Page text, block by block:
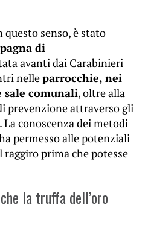
senso, è stato
di
avanti dai Carabinieri
nelleparrocchie, nei
comunali, oltre alla
prevenzione attraverso gli
conoscenza dei metodi
permesso alle potenziali
prima che potesse
la truffa dell’oro